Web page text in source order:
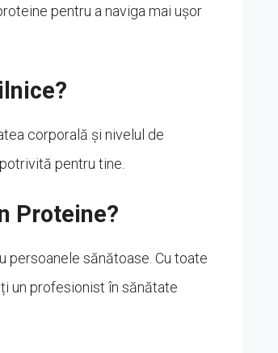
pentru a naviga mai ușor
corporală și nivelul de
pentru tine.
Proteine?
persoanele sănătoase. Cu toate
un profesionist în sănătate